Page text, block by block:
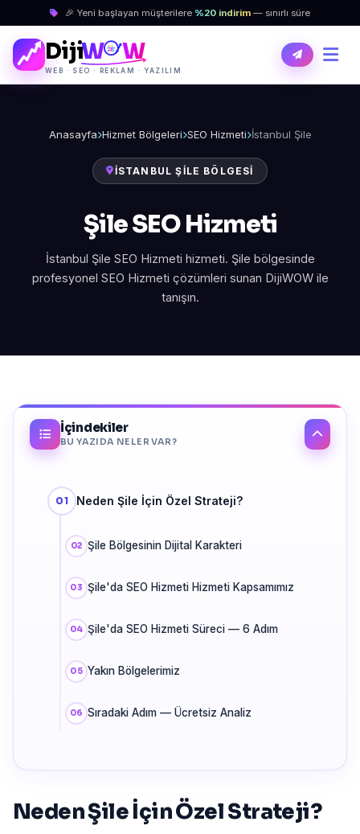
🎉 Yeni başlayan müşterilere %20 indirim — sınırlı süre
DijiW W
WEB · SEO · REKLAM · YAZILIM
Anasayfa Hizmet Bölgeleri SEO Hizmeti İstanbul Şile
İSTANBUL ŞILE BÖLGESI
Şile SEO Hizmeti
İstanbul Şile SEO Hizmeti hizmeti. Şile bölgesinde
profesyonel SEO Hizmeti çözümleri sunan DijiWOW ile
tanışın.
İçindekiler
BU YAZIDA NELER VAR?
Neden Şile İçin Özel Strateji?
Şile Bölgesinin Dijital Karakteri
Şile'da SEO Hizmeti Hizmeti Kapsamımız
Şile'da SEO Hizmeti Süreci — 6 Adım
Yakın Bölgelerimiz
Sıradaki Adım — Ücretsiz Analiz
Neden Şile İçin Özel Strateji?